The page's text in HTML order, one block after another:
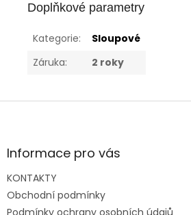
Doplňkové parametry
Kategorie:
Sloupové
Záruka: 2 roky
Z
aInformace pro vás
KONTAKTY
Obchodní podmínky